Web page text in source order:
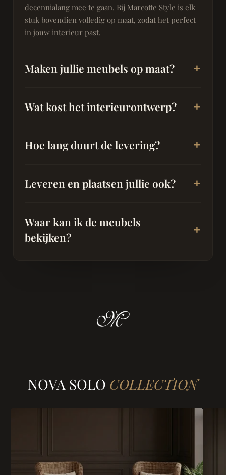
decennialang mee te gaan. Bij Marcotte Style is elk
stuk bovendien volledig op maat, zodat het perfect
in jouw interieur past.
Maken jullie meubels op maat?
Wat kost het interieurontwerp?
Hoe lang duurt de levering?
Leveren en plaatsen jullie ook?
Waar kan ik de meubels
bekijken?
NOVA SOLO COLLECTION